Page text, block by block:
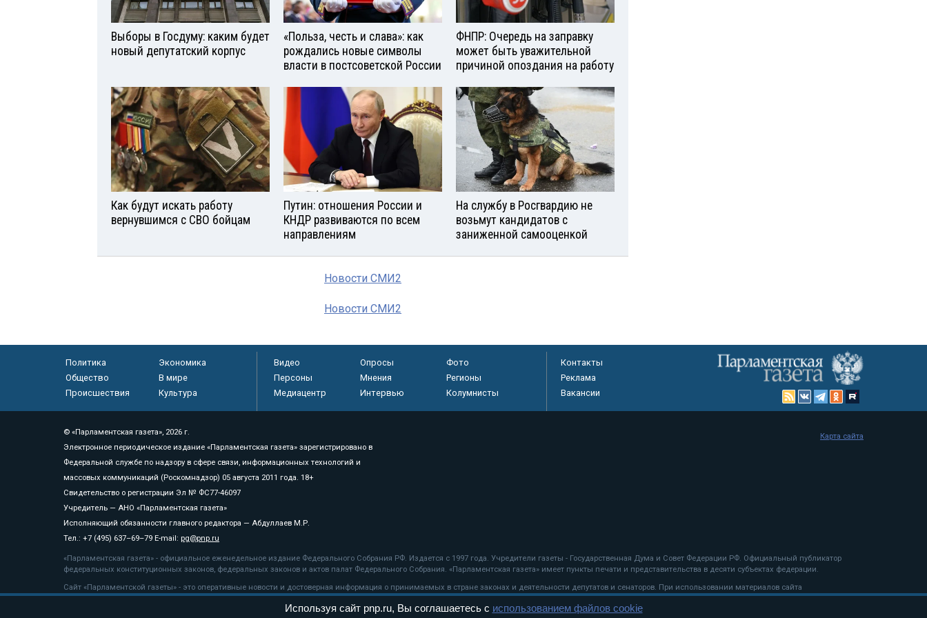
Выборы в Госдуму: каким будет
новый депутатский корпус
«Польза, честь и слава»: как
рождались новые символы
власти в постсоветской России
ФНПР: Очередь на заправку
может быть уважительной
причиной опоздания на работу
Как будут искать работу
вернувшимся с СВО бойцам
Путин: отношения России и
КНДР развиваются по всем
направлениям
На службу в Росгвардию не
возьмут кандидатов с
заниженной самооценкой
Новости СМИ2
Новости СМИ2
Политика
Экономика
Общество
В мире
Происшествия
Культура
Видео Опросы
Фото
Персоны
Мнения
Регионы
Медиацентр
Интервью Колумнисты
Контакты
Реклама
Вакансии
© «Парламентская газета», 2026 г.
Электронное периодическое издание «Парламентская газета» зарегистрировано в
Федеральной службе по надзору в сфере связи, информационных технологий и
массовых коммуникаций (Роскомнадзор) 05 августа 2011 года. 18+
Свидетельство о регистрации Эл № ФС77-46097
Учредитель — АНО «Парламентская газета»
Исполняющий обязанности главного редактора — Абдуллаев М.Р.
Тел.: +7 (495) 637–69–79 E-mail: pg@pnp.ru
«Парламентская газета» - официальное еженедельное издание Федерального Собрания РФ. Издается с 1997 года. Учредители газеты - Государственная Дума и Совет Федерации РФ. Официальный публикатор
федеральных конституционных законов, федеральных законов и актов палат Федерального Собрания. «Парламентская газета» имеет пункты печати и представительства в десяти субъектах федерации.
Сайт «Парламентской газеты» - это оперативные новости и достоверная информация о принимаемых в стране законах и деятельности депутатов и сенаторов. При использовании материалов сайта
«Парламентской газеты» активная ссылка на pnp.ru обязательна.
Карта сайта
Используя сайт pnp.ru, Вы соглашаетесь с использованием файлов cookie